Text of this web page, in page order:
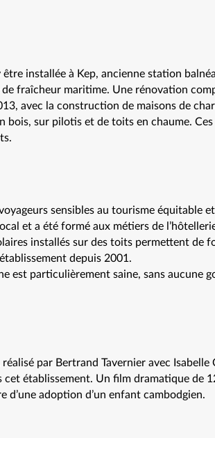
être installée à Kep, ancienne station
fraîcheur maritime. Une rénovation
avec la construction de maisons de
bois, sur pilotis et de toits en chaume. Ces
sensibles au tourisme équitable et
et a été formé aux métiers de
installés sur des toits permettent de
depuis 2001.
est particulièrement saine, sans aucune
par Bertrand Tavernier avec Isabelle
établissement. Un film dramatique de
d’une adoption d’un enfant cambodgien.